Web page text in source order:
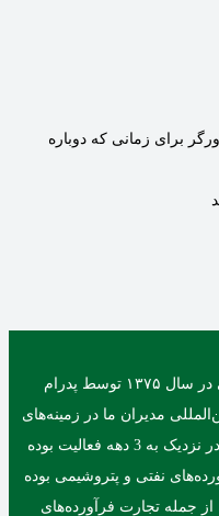
برای زمانی که دوباره
شرکت پرسال، با هدف فعالیت بین المللی در سال ۱۳۷۵ توسط پدرام
مدیران ما در زمینه‌های
گوناگون، زمینه ساز توسعه و پیشرفت ما در نزدیک به 3 دهه فعالیت بوده
نفتی و پتروشیمی بوده
جمله تجارت فرآورده‌های